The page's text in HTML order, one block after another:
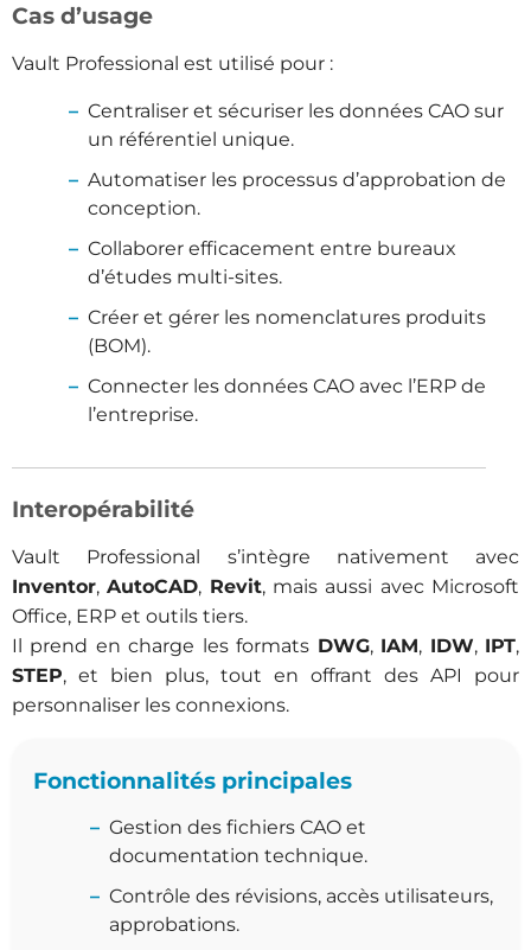
Cas d’usage
Vault Professional est utilisé pour :
Centraliser et sécuriser les données CAO sur
un référentiel unique.
Automatiser les processus d’approbation de
conception.
Collaborer efficacement entre bureaux
d’études multi-sites.
Créer et gérer les nomenclatures produits
(BOM).
Connecter les données CAO avec l’ERP de
l’entreprise.
Interopérabilité
Vault Professional s’intègre nativement avec
Inventor,AutoCAD, Revit, mais aussi avec Microsoft
Office, ERP et outils tiers.
Il prend en charge les formats DWG, IAM, IDW, IPT,
STEP, et bien plus, tout en offrant des API pour
personnaliser les connexions.
Fonctionnalités principales
Gestion des fichiers CAO et
documentation technique.
Contrôle des révisions, accès utilisateurs,
approbations.